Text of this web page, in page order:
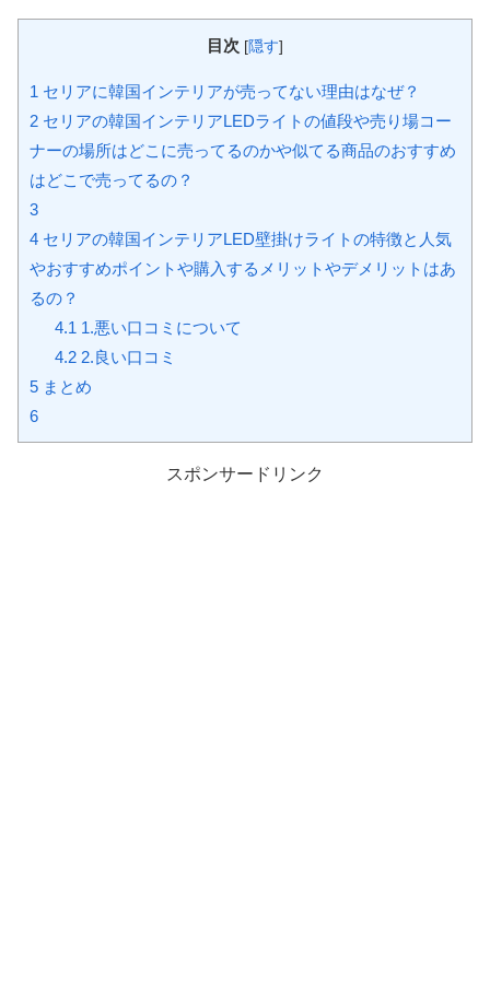
目次 [隠す]
1 セリアに韓国インテリアが売ってない理由はなぜ？
2 セリアの韓国インテリアLEDライトの値段や売り場コー
ナーの場所はどこに売ってるのかや似てる商品のおすすめ
はどこで売ってるの？
3
4 セリアの韓国インテリアLED壁掛けライトの特徴と人気
やおすすめポイントや購入するメリットやデメリットはあ
るの？
4.1 1.悪い口コミについて
4.22.良い口コミ
5 まとめ
6
スポンサードリンク